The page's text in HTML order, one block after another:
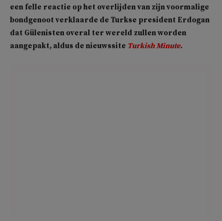
een felle reactie op het overlijden van zijn voormalige
bondgenoot verklaarde de Turkse president Erdogan
dat Gülenisten overal ter wereld zullen worden
aangepakt, aldus de nieuwssite Turkish Minute.